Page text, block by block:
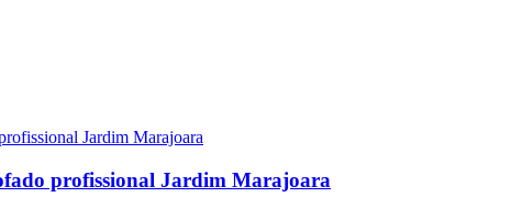
profissional Jardim Marajoara